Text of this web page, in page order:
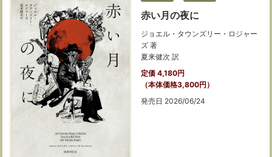
赤い月の夜に
ジョエル・タウンズリー・ロジャー
ズ 著
夏来健次 訳
定価 4,180円
（本体価格3,800円）
発売日 2026/06/24